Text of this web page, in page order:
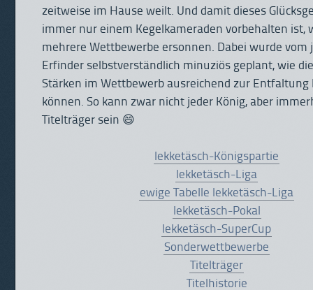
zeitweise im Hause weilt. Und damit dieses
immer nur einem Kegelkameraden vorbehalten ist,
mehrere Wettbewerbe ersonnen. Dabei wurde vom
Erfinder selbstverständlich minuziös geplant, wie
Stärken im Wettbewerb ausreichend zur Entfaltung
können. So kann zwar nicht jeder König, aber
Titelträger sein 😄
lekketäsch-Königspartie
lekketäsch-Liga
ewige Tabelle lekketäsch-Liga
lekketäsch-Pokal
lekketäsch-SuperCup
Sonderwettbewerbe
Titelträger
Titelhistorie